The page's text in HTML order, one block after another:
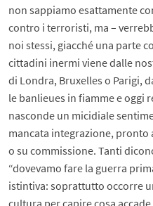
non sappiamo esattamente
contro i terroristi, ma –
noi stessi, giacché una parte
cittadini inermi viene dalle
di Londra, Bruxelles o Parigi,
le banlieues in fiamme e oggi
nasconde un micidiale
mancata integrazione,
o su commissione. Tanti
“dovevamo fare la guerra
istintiva: soprattutto occorre
cultura per capire cosa